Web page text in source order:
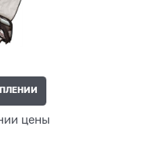
цены